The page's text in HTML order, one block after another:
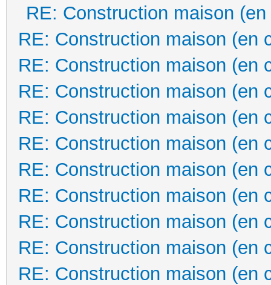
RE: Construction maison
RE: Construction maison (en
RE: Construction maison (en
RE: Construction maison (en
RE: Construction maison (en
RE: Construction maison (en
RE: Construction maison (en
RE: Construction maison (en
RE: Construction maison (en
RE: Construction maison (en
RE: Construction maison (en